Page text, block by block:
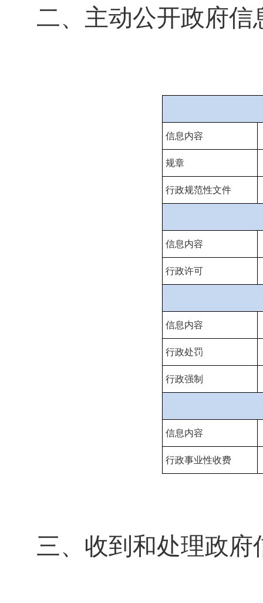
二、主动公开政府信
信息内容
规章
行政规范性文件
信息内容
行政许可
信息内容
行政处罚
行政强制
信息内容
行政事业性收费
三、收到和处理政府